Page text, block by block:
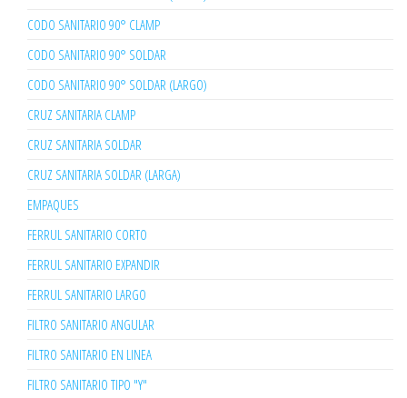
CODO SANITARIO 90° CLAMP
CODO SANITARIO 90° SOLDAR
CODO SANITARIO 90° SOLDAR (LARGO)
CRUZ SANITARIA CLAMP
CRUZ SANITARIA SOLDAR
CRUZ SANITARIA SOLDAR (LARGA)
EMPAQUES
FERRUL SANITARIO CORTO
FERRUL SANITARIO EXPANDIR
FERRUL SANITARIO LARGO
FILTRO SANITARIO ANGULAR
FILTRO SANITARIO EN LINEA
FILTRO SANITARIO TIPO "Y"